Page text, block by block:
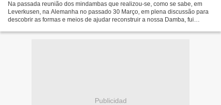
Na passada reunião dos mindambas que realizou-se, como se sabe, em
Leverkusen, na Alemanha no passado 30 Março, em plena discussão para
descobrir as formas e meios de ajudar reconstruir a nossa Damba, fui
Publicidad